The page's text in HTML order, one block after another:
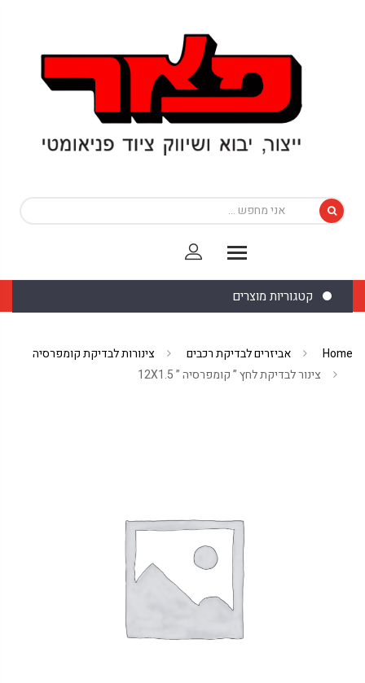
קטגוריות מוצרים
Home אביזרים לבדיקת רכבים
צינורות לבדיקת קומפרסיה
צינור לבדיקת לחץ ” קומפרסיה ” 12X1.5